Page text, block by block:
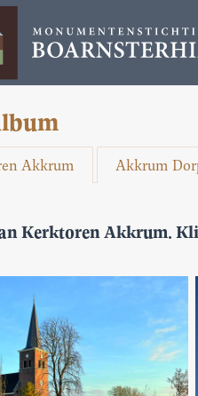
Akkrum Akkrum
Kerktoren Akkrum.